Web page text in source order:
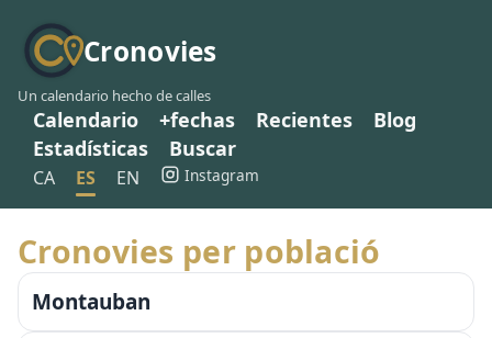
Cronovies
Un calendario hecho de calles
Calendario +fechas Recientes
Blog
Estadísticas
Buscar
CA ES EN Instagram
Cronovies per població
Montauban